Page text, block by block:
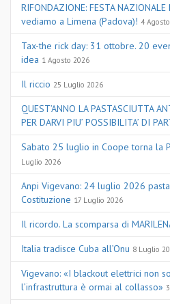
RIFONDAZIONE: FESTA
vediamo a Limena (Padova)! 4
Tax-the rick day: 31 ottobre. 20
idea 1 Agosto 2026
Il riccio 25 Luglio 2026
QUEST’ANNO LA PASTASCIUTTA
PER DARVI PIU’ POSSIBILITA’ DI
Sabato 25 luglio in Coope torna la
Luglio 2026
Anpi Vigevano: 24 luglio 2026
Costituzione 17 Luglio 2026
Il ricordo. La scomparsa di
Italia tradisce Cuba all’Onu 8 Luglio
Vigevano: «I blackout elettrici non
l’infrastruttura è ormai al collasso»